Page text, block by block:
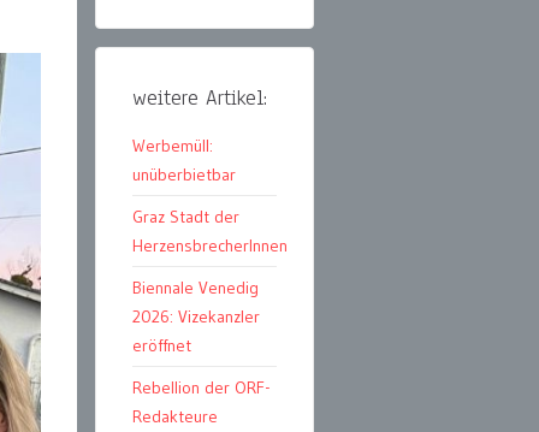
weitere Artikel:
Werbemüll:
unüberbietbar
Graz Stadt der
HerzensbrecherInnen
Biennale Venedig
2026: Vizekanzler
eröffnet
Rebellion der ORF-
Redakteure